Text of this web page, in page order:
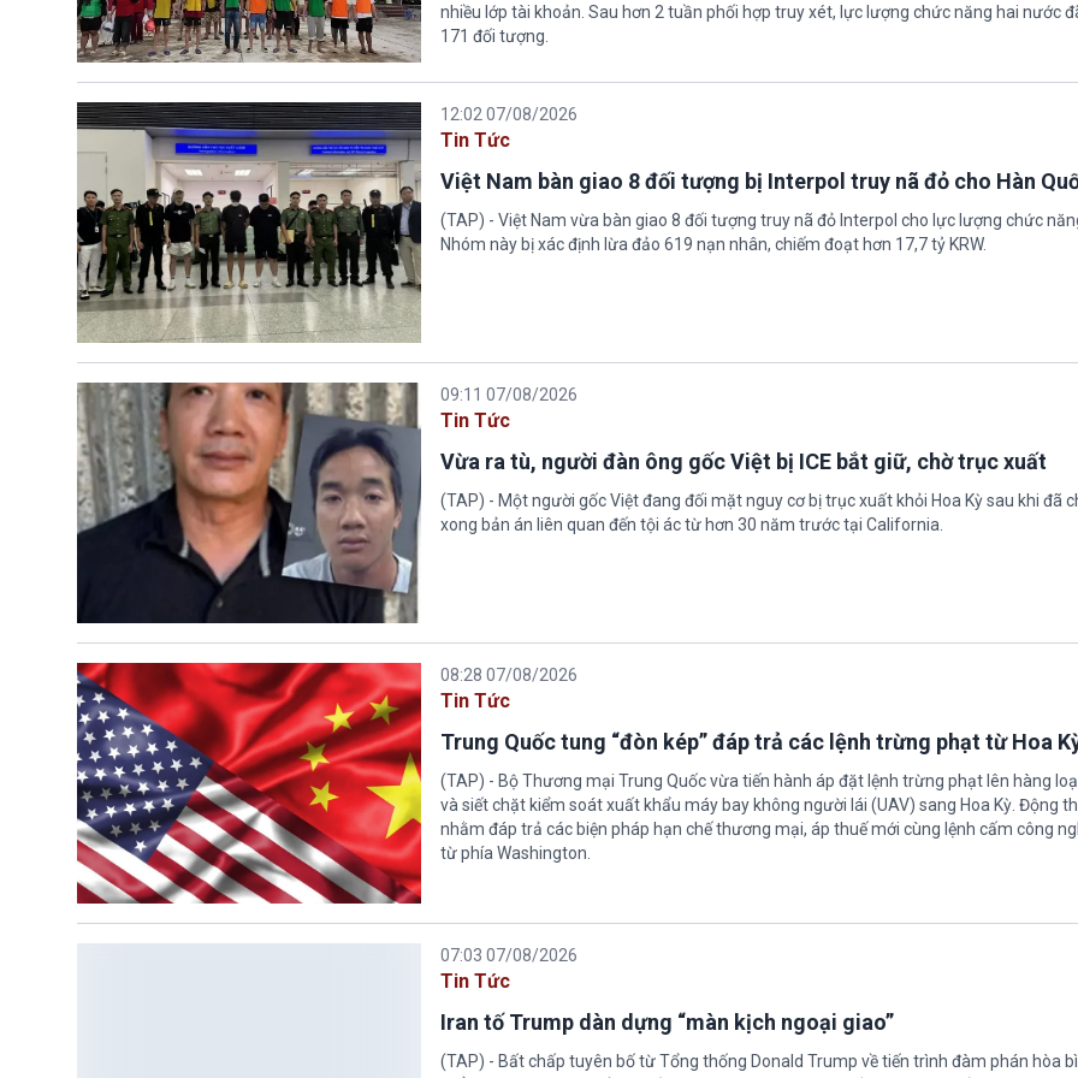
nhiều lớp tài khoản. Sau hơn 2 tuần phối hợp truy xét, lực lượng chức năng hai nước
171 đối tượng.
12:02 07/08/2026
Tin Tức
Việt Nam bàn giao 8 đối tượng bị Interpol truy nã đỏ cho Hàn
(TAP) - Việt Nam vừa bàn giao 8 đối tượng truy nã đỏ Interpol cho lực lượng chức
Nhóm này bị xác định lừa đảo 619 nạn nhân, chiếm đoạt hơn 17,7 tỷ KRW.
09:11 07/08/2026
Tin Tức
Vừa ra tù, người đàn ông gốc Việt bị ICE bắt giữ, chờ trục xuất
(TAP) - Một người gốc Việt đang đối mặt nguy cơ bị trục xuất khỏi Hoa Kỳ sau khi đã
xong bản án liên quan đến tội ác từ hơn 30 năm trước tại California.
08:28 07/08/2026
Tin Tức
Trung Quốc tung “đòn kép” đáp trả các lệnh trừng phạt từ Hoa
(TAP) - Bộ Thương mại Trung Quốc vừa tiến hành áp đặt lệnh trừng phạt lên hàng
và siết chặt kiểm soát xuất khẩu máy bay không người lái (UAV) sang Hoa Kỳ. Động
nhằm đáp trả các biện pháp hạn chế thương mại, áp thuế mới cùng lệnh cấm công
từ phía Washington.
07:03 07/08/2026
Tin Tức
Iran tố Trump dàn dựng “màn kịch ngoại giao”
(TAP) - Bất chấp tuyên bố từ Tổng thống Donald Trump về tiến trình đàm phán hòa